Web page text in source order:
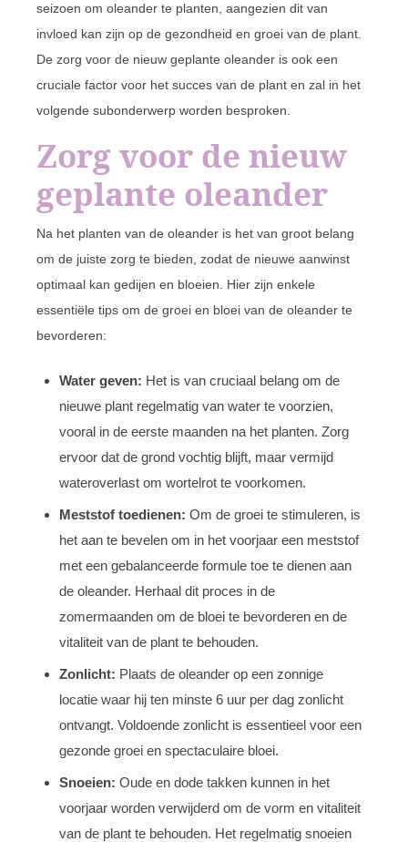
seizoen om oleander te planten, aangezien dit van
invloed kan zijn op de gezondheid en groei van de plant.
De zorg voor de nieuw geplante oleander is ook een
cruciale factor voor het succes van de plant en zal in het
volgende subonderwerp worden besproken.
Zorg voor de nieuw
geplante oleander
Na het planten van de oleander is het van groot belang
om de juiste zorg te bieden, zodat de nieuwe aanwinst
optimaal kan gedijen en bloeien. Hier zijn enkele
essentiële tips om de groei en bloei van de oleander te
bevorderen:
Water geven: Het is van cruciaal belang om de
nieuwe plant regelmatig van water te voorzien,
vooral in de eerste maanden na het planten. Zorg
ervoor dat de grond vochtig blijft, maar vermijd
wateroverlast om wortelrot te voorkomen.
Meststof toedienen: Om de groei te stimuleren, is
het aan te bevelen om in het voorjaar een meststof
met een gebalanceerde formule toe te dienen aan
de oleander. Herhaal dit proces in de
zomermaanden om de bloei te bevorderen en de
vitaliteit van de plant te behouden.
Zonlicht: Plaats de oleander op een zonnige
locatie waar hij ten minste 6 uur per dag zonlicht
ontvangt. Voldoende zonlicht is essentieel voor een
gezonde groei en spectaculaire bloei.
Snoeien: Oude en dode takken kunnen in het
voorjaar worden verwijderd om de vorm en vitaliteit
van de plant te behouden. Het regelmatig snoeien